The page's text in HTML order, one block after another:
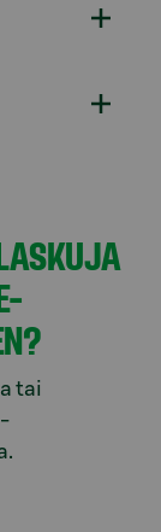
tai